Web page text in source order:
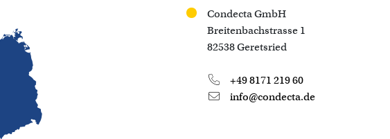
Condecta GmbH
Breitenbachstrasse 1
82538 Geretsried
+49 8171 219 60
info@condecta.de